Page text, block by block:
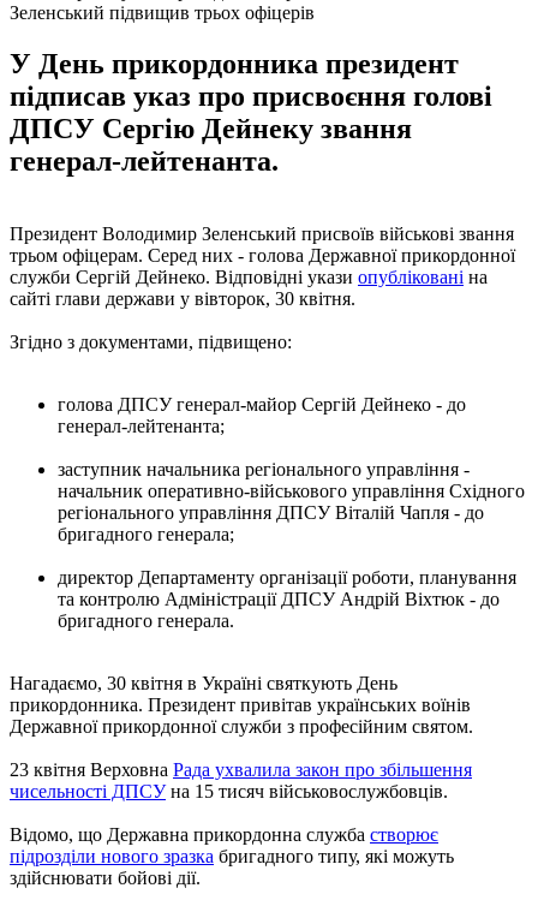
Зеленський підвищив трьох офіцерів
У День прикордонника президент
підписав указ про присвоєння голові
ДПСУ Сергію Дейнеку звання
генерал-лейтенанта.
Президент Володимир Зеленський присвоїв військові звання
трьом офіцерам. Серед них - голова Державної прикордонної
служби Сергій Дейнеко. Відповідні укази опубліковані на
сайті глави держави у вівторок, 30 квітня.
Згідно з документами, підвищено:
голова ДПСУ генерал-майор Сергій Дейнеко - до
генерал-лейтенанта;
заступник начальника регіонального управління -
начальник оперативно-військового управління Східного
регіонального управління ДПСУ Віталій Чапля - до
бригадного генерала;
директор Департаменту організації роботи, планування
та контролю Адміністрації ДПСУ Андрій Віхтюк - до
бригадного генерала.
Нагадаємо, 30 квітня в Україні святкують День
прикордонника. Президент привітав українських воїнів
Державної прикордонної служби з професійним святом.
23 квітня Верховна Рада ухвалила закон про збільшення
чисельності ДПСУна 15 тисяч військовослужбовців.
Відомо, що Державна прикордонна служба створює
підрозділи нового зразка бригадного типу, які можуть
здійснювати бойові дії.